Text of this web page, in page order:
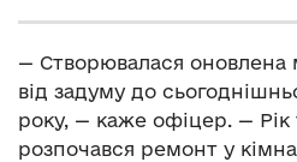
— Створювалася оновлена
від задуму до
року, — каже офіцер. — Рік
розпочався ремонт у